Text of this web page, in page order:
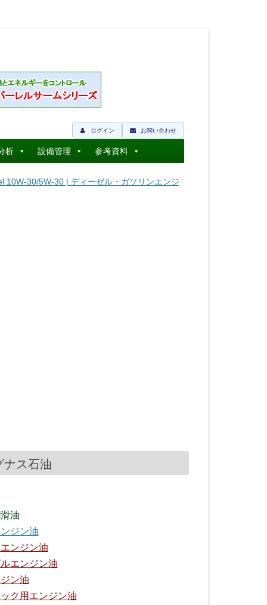
お問い合わせ
ログイン
析 設備管理 参考資料
10W-30/5W-30 | ディーゼル・ガソリンエンジ
ナス石油
油
ジン油
ンジン油
エンジン油
ン油
ク用エンジン油